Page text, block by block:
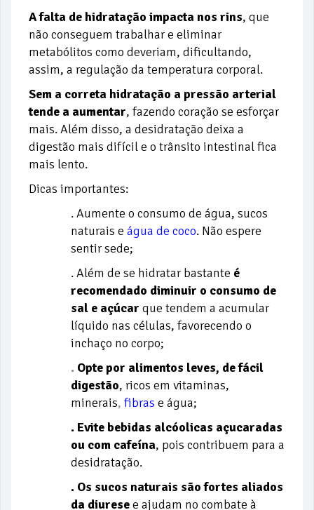
A falta de hidratação impacta nos rins, que
não conseguem trabalhar e eliminar
metabólitos como deveriam, dificultando,
assim, a regulação da temperatura corporal.
Sem a correta hidratação a pressão arterial
tende a aumentar, fazendo coração se esforçar
mais. Além disso, a desidratação deixa a
digestão mais difícil e o trânsito intestinal fica
mais lento.
Dicas importantes:
. Aumente o consumo de água, sucos
naturais e água de coco. Não espere
sentir sede;
. Além de se hidratar bastante é
recomendado diminuir o consumo de
sal e açúcar que tendem a acumular
líquido nas células, favorecendo o
inchaço no corpo;
. Opte por alimentos leves, de fácil
digestão, ricos em vitaminas,
minerais, fibras e água;
. Evite bebidas alcóolicas açucaradas
ou com cafeína, pois contribuem para a
desidratação.
. Os sucos naturais são fortes aliados
da diuresee ajudam no combate à